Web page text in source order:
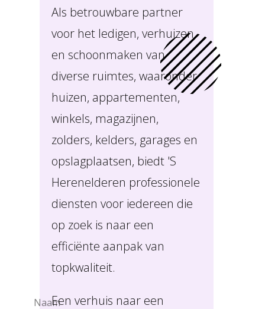
Als betrouwbare partner
voor het ledigen, verhuizen
en schoonmaken van
diverse ruimtes, waaronder
huizen, appartementen,
winkels, magazijnen,
zolders, kelders, garages en
opslagplaatsen, biedt 'S
Herenelderen professionele
diensten voor iedereen die
op zoek is naar een
efficiënte aanpak van
topkwaliteit.
Een verhuis naar een